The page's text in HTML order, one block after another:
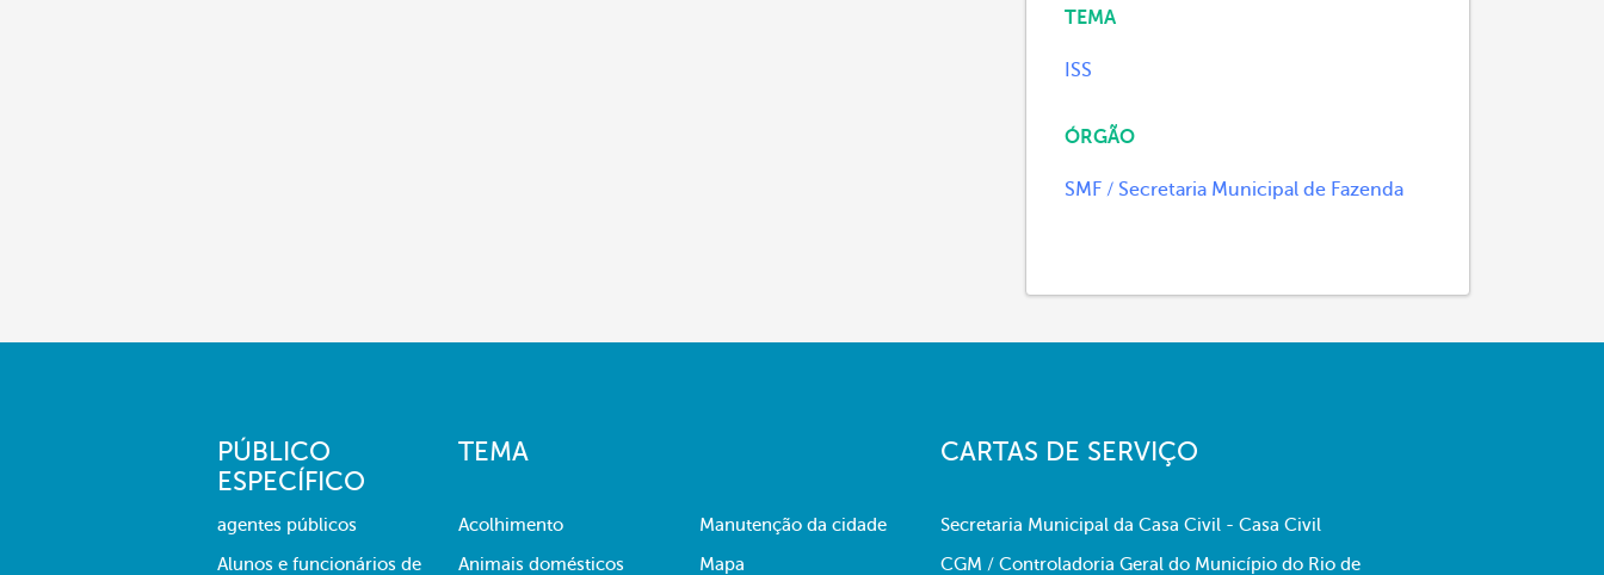
TEMA
ISS
ÓRGÃO
SMF / Secretaria Municipal de Fazenda
PÚBLICO
ESPECÍFICO
agentes públicos
Alunos e funcionários de
TEMA
Acolhimento
Animais domésticos
Manutenção da cidade
Mapa
CARTAS DE SERVIÇO
Secretaria Municipal da Casa Civil - Casa Civil
CGM / Controladoria Geral do Município do Rio de